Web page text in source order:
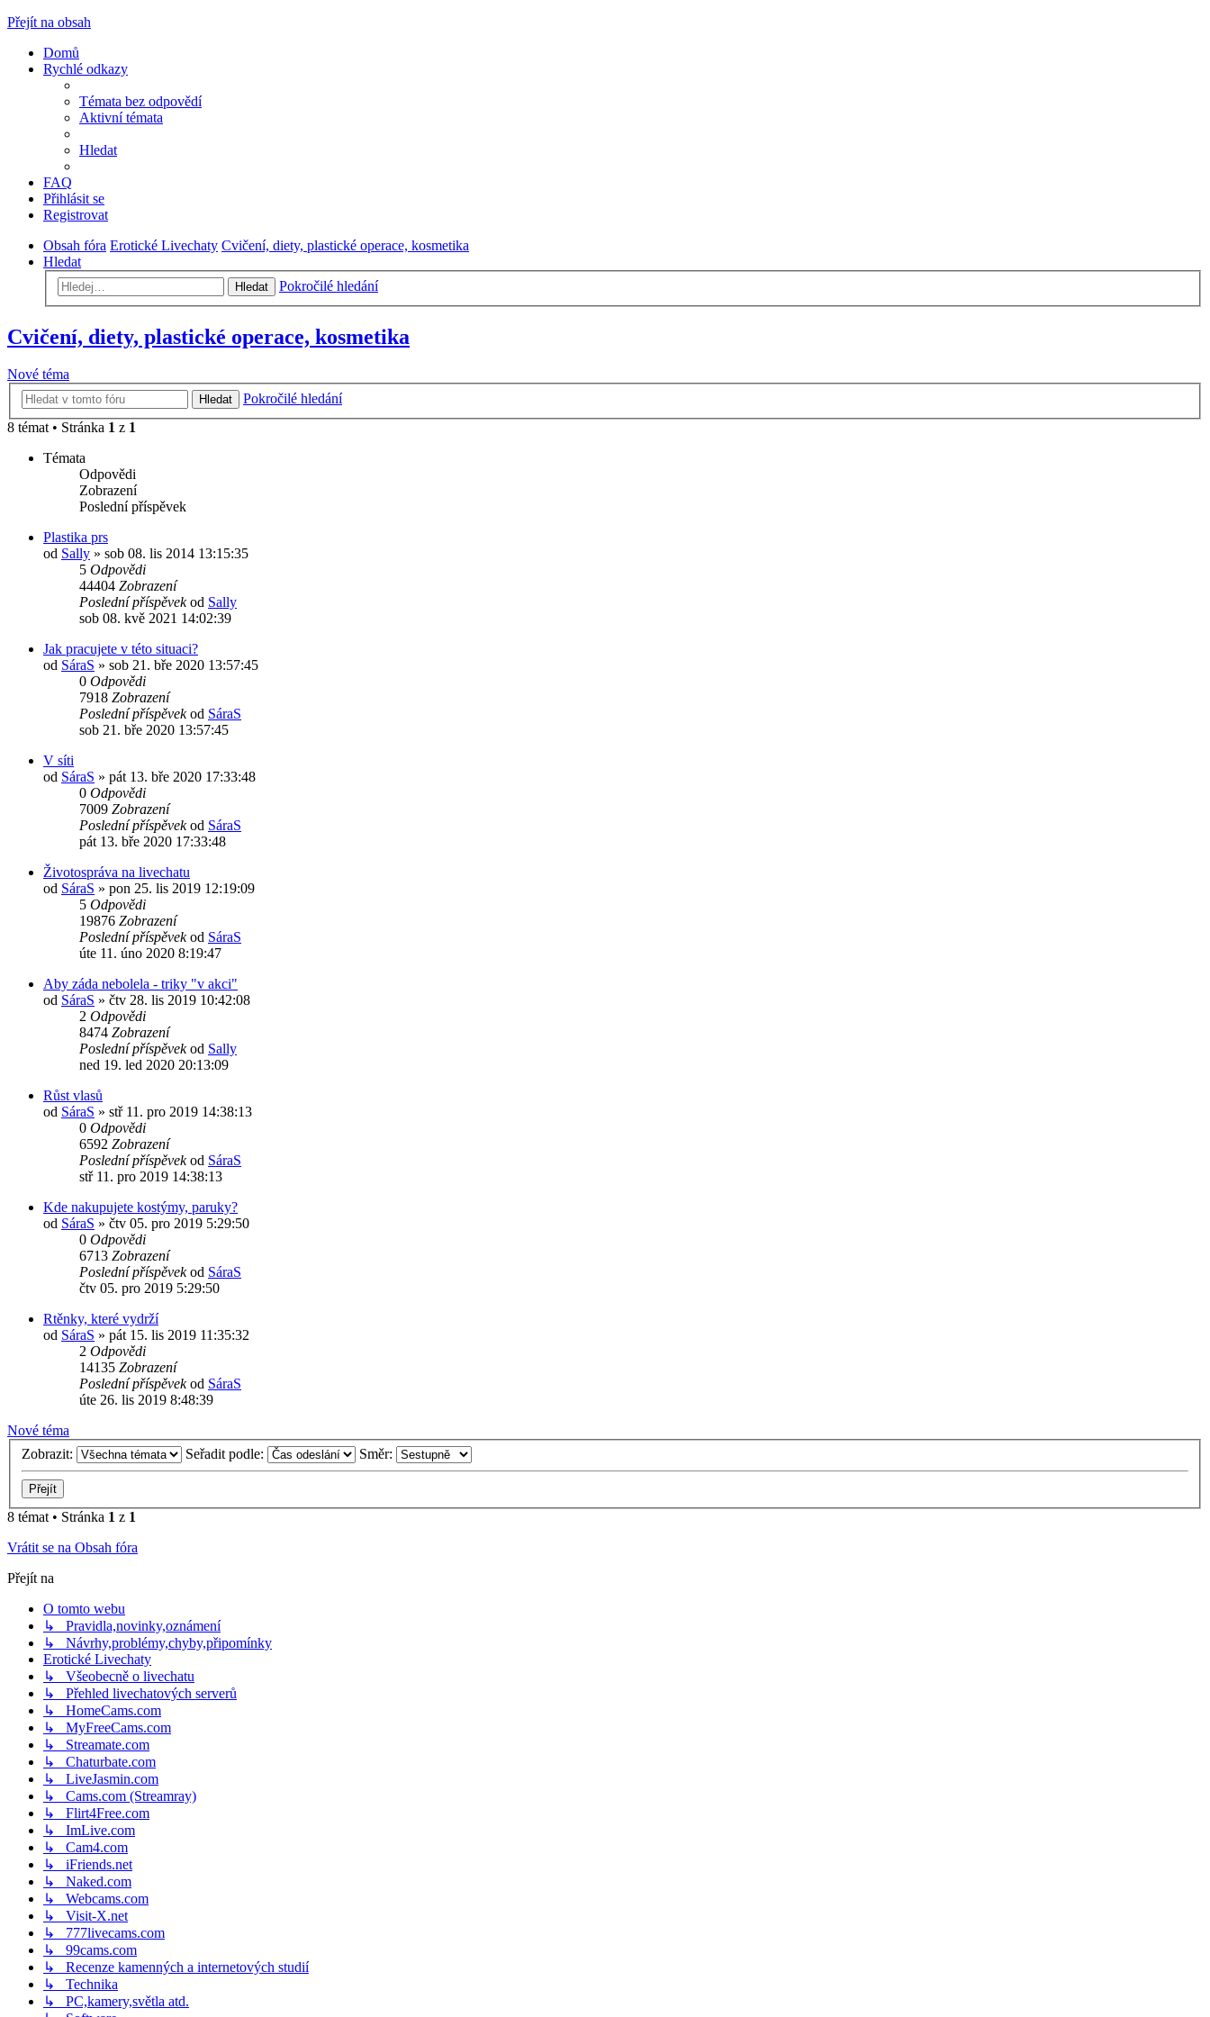
Přejít na obsah
Domů
Rychlé odkazy
Témata bez odpovědí
Aktivní témata
Hledat
FAQ
Přihlásit se
Registrovat
Obsah fóra Erotické Livechaty Cvičení, diety, plastické operace, kosmetika
Hledat
Hledat Pokročilé hledání
Cvičení, diety, plastické operace, kosmetika
Nové téma
Hledat
Pokročilé hledání
8 témat • Stránka 1 z 1
Témata
Odpovědi
Zobrazení
Poslední příspěvek
Plastika prs
od Sally » sob 08. lis 2014 13:15:35
5 Odpovědi
44404 Zobrazení
Poslední příspěvekod Sally
sob 08. kvě 2021 14:02:39
Jak pracujete v této situaci?
od SáraS » sob 21. bře 2020 13:57:45
0 Odpovědi
7918 Zobrazení
Poslední příspěvekod SáraS
sob 21. bře 2020 13:57:45
V síti
od SáraS » pát 13. bře 2020 17:33:48
0 Odpovědi
7009 Zobrazení
Poslední příspěvekod SáraS
pát 13. bře 2020 17:33:48
Životospráva na livechatu
od SáraS » pon 25. lis 2019 12:19:09
5 Odpovědi
19876 Zobrazení
Poslední příspěvekod SáraS
úte 11. úno 2020 8:19:47
Aby záda nebolela - triky "v akci"
od SáraS » čtv 28. lis 2019 10:42:08
2 Odpovědi
8474 Zobrazení
Poslední příspěvekod Sally
ned 19. led 2020 20:13:09
Růst vlasů
od SáraS » stř 11. pro 2019 14:38:13
0 Odpovědi
6592 Zobrazení
Poslední příspěvekod SáraS
stř 11. pro 2019 14:38:13
Kde nakupujete kostýmy, paruky?
od SáraS » čtv 05. pro 2019 5:29:50
0 Odpovědi
6713 Zobrazení
Poslední příspěvekod SáraS
čtv 05. pro 2019 5:29:50
Rtěnky, které vydrží
od SáraS » pát 15. lis 2019 11:35:32
2 Odpovědi
14135 Zobrazení
Poslední příspěvekod SáraS
úte 26. lis 2019 8:48:39
Nové téma
Zobrazit:
Seřadit podle: Směr:
8 témat • Stránka 1 z 1
Vrátit se na Obsah fóra
Přejít na
O tomto webu
↳ Pravidla,novinky,oznámení
↳ Návrhy,problémy,chyby,připomínky
Erotické Livechaty
↳ Všeobecně o livechatu
↳ Přehled livechatových serverů
↳ HomeCams.com
↳ MyFreeCams.com
↳ Streamate.com
↳ Chaturbate.com
↳ LiveJasmin.com
↳ Cams.com (Streamray)
↳ Flirt4Free.com
↳ ImLive.com
↳ Cam4.com
↳ iFriends.net
↳ Naked.com
↳ Webcams.com
↳ Visit-X.net
↳ 777livecams.com
↳ 99cams.com
↳ Recenze kamenných a internetových studií
↳ Technika
↳ PC,kamery,světla atd.